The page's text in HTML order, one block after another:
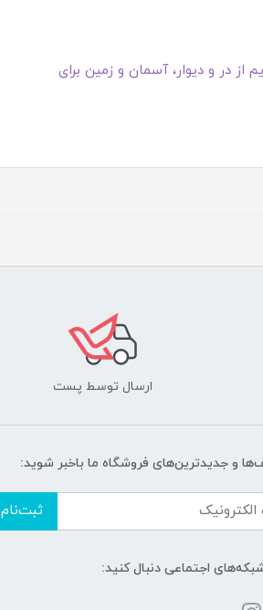
در و دیوار، آسمان و زمین برای
ارسال توسط پست
و جدیدترین‌های فروشگاه ما باخبر شوید:
ثبت‌نام
شبکه‌های اجتماعی دنبال کنید: